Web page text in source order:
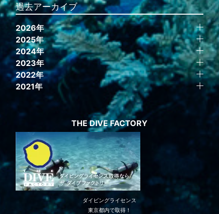
過去アーカイブ
2026年
2025年
2024年
2023年
2022年
2021年
THE DIVE FACTORY
ダイビングライセンス
東京都内で取得！